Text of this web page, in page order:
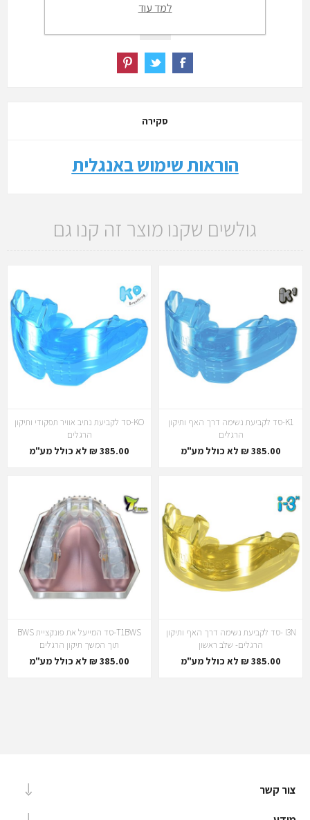
סקירה
הוראות שימוש באנגלית
גולשים שקנו מוצר זה קנו גם
K1-סד לקביעת נשימה דרך האף ותיקון
הרגלים
385.00 ₪ לא כולל מע"מ
KO-סד לקביעת נתיב אוויר תפקודי ותיקון
הרגלים
385.00 ₪ לא כולל מע"מ
I3N -סד לקביעת נשימה דרך האף ותיקון
הרגלים- שלב ראשון
385.00 ₪ לא כולל מע"מ
T1BWS-סד המייעל את פונקציית BWS
תוך המשך תיקון הרגלים
385.00 ₪ לא כולל מע"מ
צור קשר
למד עוד